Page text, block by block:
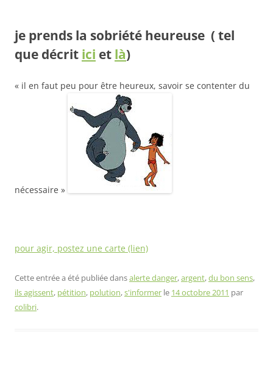
je prends la sobriété heureuse ( tel
que décrit ici et là)
« il en faut peu pour être heureux, savoir se contenter du
nécessaire »
pour agir, postez une carte (lien)
Cette entrée a été publiée dansalerte danger,argent,du bon sens,
ils agissent, pétition, polution,s'informer le 14 octobre 2011 par
colibri.